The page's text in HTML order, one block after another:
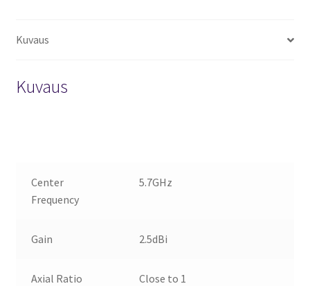
Kuvaus
Kuvaus
Center
Frequency
5.7GHz
Gain 2.5dBi
Axial Ratio Close to 1